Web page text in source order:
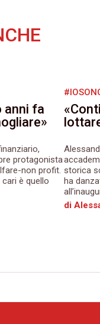
anni fa
protagonista
non profit.
è quello
storica
ha
di